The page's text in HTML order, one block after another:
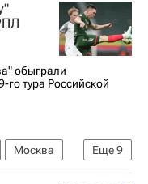
футболу)
обыграли
го тура Российской
Еще9
Москва
союз (РФС)